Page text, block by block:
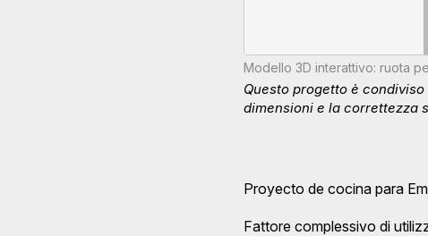
Modello 3D interattivo: ruota
Questo progetto è
dimensioni e la correttezza
Proyecto de cocina para
Fattore complessivo di